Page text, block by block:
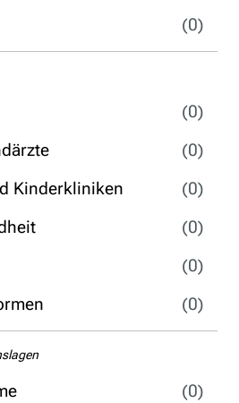
(0)
(0)
(0)
Kinderkliniken
(0)
(0)
(0)
(0)
(0)